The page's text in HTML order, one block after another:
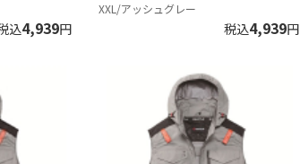
込4,939円
XXL/アッシュグレー
税込4,939円